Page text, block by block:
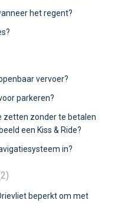
het regent?
vervoer?
parkeren?
zetten zonder te betalen
een Kiss & Ride?
in?
2
beperkt om met